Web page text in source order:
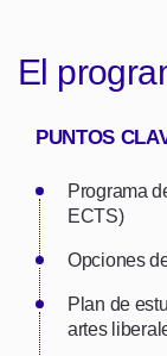
El
PUNTOS
Programa
ECTS)
Opciones
Plan de
artes